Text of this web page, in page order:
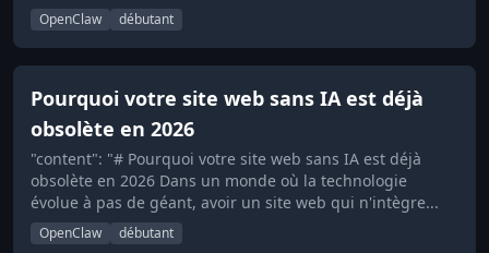
OpenClaw débutant
Pourquoi votre site web sans IA est déjà
obsolète en 2026
"content": "# Pourquoi votre site web sans IA est déjà
obsolète en 2026 Dans un monde où la technologie
évolue à pas de géant, avoir un site web qui n'intègre...
OpenClaw débutant